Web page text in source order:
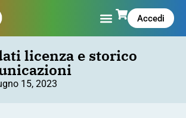
Accedi
licenza e storico
15, 2023